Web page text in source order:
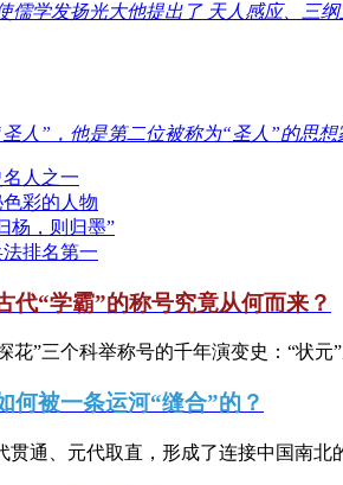
儒学发扬光大他提出了 天人感应、三
人”，他是第二位被称为“圣人”的思想
人之一
彩的人物
杨，则归墨”
排名第一
代“学霸”的称号究竟从何而来？
花”三个科举称号的千年演变史：“状元
何被一条运河“缝合”的？
通、元代取直，形成了连接中国南北